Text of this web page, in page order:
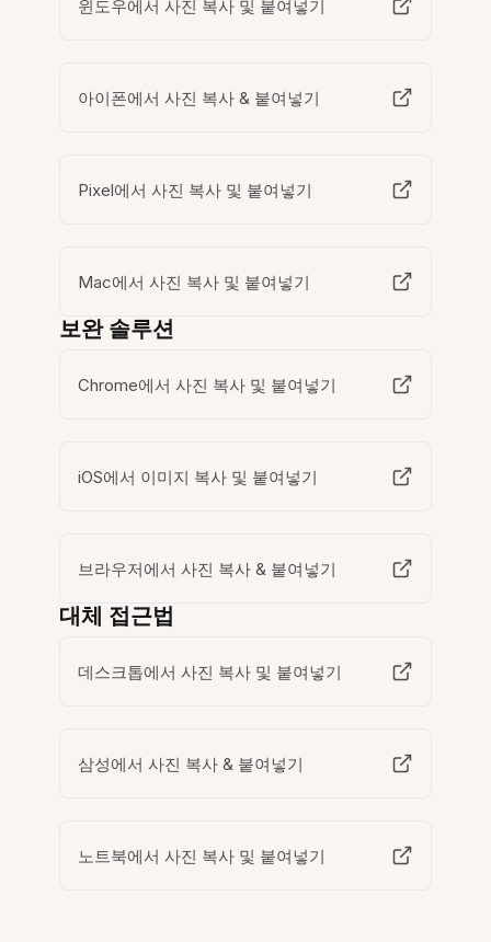
윈도우에서 사진 복사 및 붙여넣기
아이폰에서 사진 복사 & 붙여넣기
Pixel에서 사진 복사 및 붙여넣기
Mac에서 사진 복사 및 붙여넣기
보완 솔루션
Chrome에서 사진 복사 및 붙여넣기
iOS에서 이미지 복사 및 붙여넣기
브라우저에서 사진 복사 & 붙여넣기
대체 접근법
데스크톱에서 사진 복사 및 붙여넣기
삼성에서 사진 복사 & 붙여넣기
노트북에서 사진 복사 및 붙여넣기